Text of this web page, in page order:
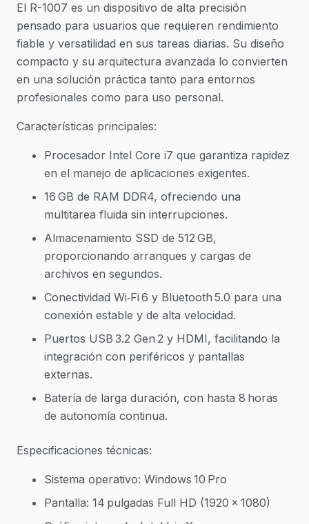
El R-1007 es un dispositivo de alta precisión
pensado para usuarios que requieren rendimiento
fiable y versatilidad en sus tareas diarias. Su diseño
compacto y su arquitectura avanzada lo convierten
en una solución práctica tanto para entornos
profesionales como para uso personal.
Características principales:
Procesador Intel Core i7 que garantiza rapidez
en el manejo de aplicaciones exigentes.
16 GB de RAM DDR4, ofreciendo una
multitarea fluida sin interrupciones.
Almacenamiento SSD de 512 GB,
proporcionando arranques y cargas de
archivos en segundos.
Conectividad Wi‑Fi 6 y Bluetooth 5.0 para una
conexión estable y de alta velocidad.
Puertos USB 3.2 Gen 2 y HDMI, facilitando la
integración con periféricos y pantallas
externas.
Batería de larga duración, con hasta 8 horas
de autonomía continua.
Especificaciones técnicas:
Sistema operativo: Windows 10 Pro
Pantalla: 14 pulgadas Full HD (1920 × 1080)